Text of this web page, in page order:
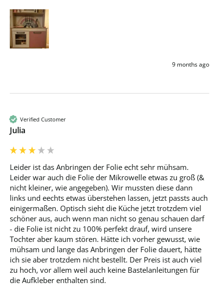
9 months ago
Verified Customer
Julia
Leider ist das Anbringen der Folie echt sehr mühsam.
Leider war auch die Folie der Mikrowelle etwas zu groß (&
nicht kleiner, wie angegeben). Wir mussten diese dann
links und eechts etwas überstehen lassen, jetzt passts auch
einigermaßen. Optisch sieht die Küche jetzt trotzdem viel
schöner aus, auch wenn man nicht so genau schauen darf
- die Folie ist nicht zu 100% perfekt drauf, wird unsere
Tochter aber kaum stören. Hätte ich vorher gewusst, wie
mühsam und lange das Anbringen der Folie dauert, hätte
ich sie aber trotzdem nicht bestellt. Der Preis ist auch viel
zu hoch, vor allem weil auch keine Bastelanleitungen für
die Aufkleber enthalten sind.